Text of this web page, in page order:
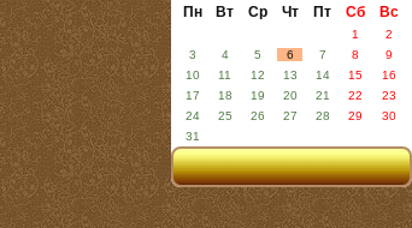
Пн Вт Ср Чт Пт Сб Вс
1
2
3
4 5 6 7 8
9
10
11 12 13 14 15
16
17
18 19 20 21 22
23
24
25 26 27 28 29
30
31